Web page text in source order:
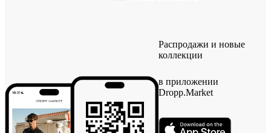
Распродажи и новые
коллекции
в приложении
Dropp.Market